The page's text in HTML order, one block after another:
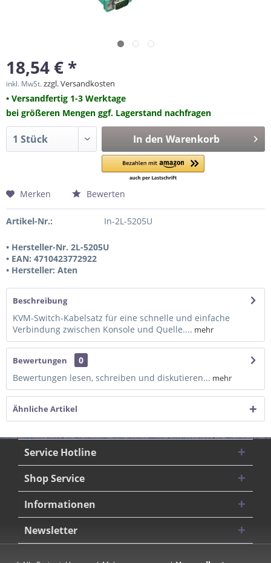
18,54 € *
inkl. MwSt.zzgl. Versandkosten
• Versandfertig 1-3 Werktage
bei größeren Mengen ggf. Lagerstand nachfragen
In den Warenkorb
Merken Bewerten
Artikel-Nr.: In-2L-5205U
• Hersteller-Nr. 2L-5205U
• EAN: 4710423772922
• Hersteller: Aten
Beschreibung
KVM-Switch-Kabelsatz für eine schnelle und einfache
Verbindung zwischen Konsole und Quelle.... mehr
Bewertungen
0
Bewertungen lesen, schreiben und diskutieren... mehr
Ähnliche Artikel
Service Hotline
Shop Service
Informationen
Newsletter